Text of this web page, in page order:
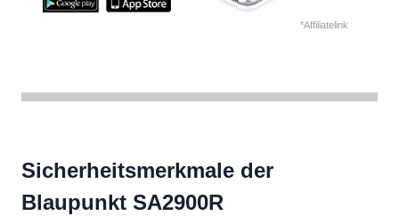
*Affiliatelink
Sicherheitsmerkmale der
Blaupunkt SA2900R